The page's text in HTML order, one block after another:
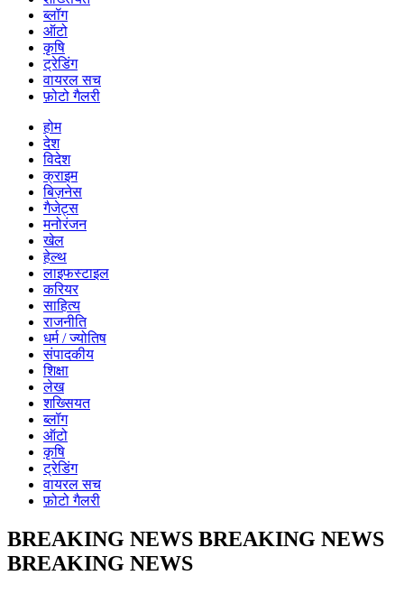
ब्लॉग
ऑटो
कृषि
ट्रेडिंग
वायरल सच
फ़ोटो गैलरी
होम
देश
विदेश
क्राइम
बिज़नेस
गैजेट्स
मनोरंजन
खेल
हेल्थ
लाइफस्टाइल
करियर
साहित्य
राजनीति
धर्म / ज्योतिष
संपादकीय
शिक्षा
लेख
शख्सियत
ब्लॉग
ऑटो
कृषि
ट्रेडिंग
वायरल सच
फ़ोटो गैलरी
BREAKING NEWS BREAKING NEWS
BREAKING NEWS